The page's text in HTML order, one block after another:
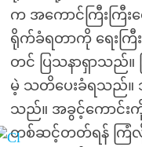
က အကောင်ကြီးကြီ
ရိုက်ခံရတာကို ရေးက
တင် ပြသနာရှာသ
မဲ့ သတိပေးခံရသည်။
သည်။ အခွင့်ကောင်း
တစ်ဆင့်တတ်ရန် ကြံ